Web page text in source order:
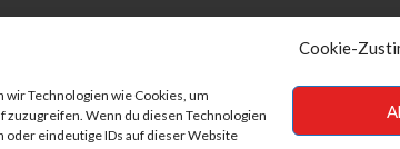
Cookie-
Technologien wie Cookies, um
Wenn du diesen Technologien
eindeutige IDs auf dieser Website